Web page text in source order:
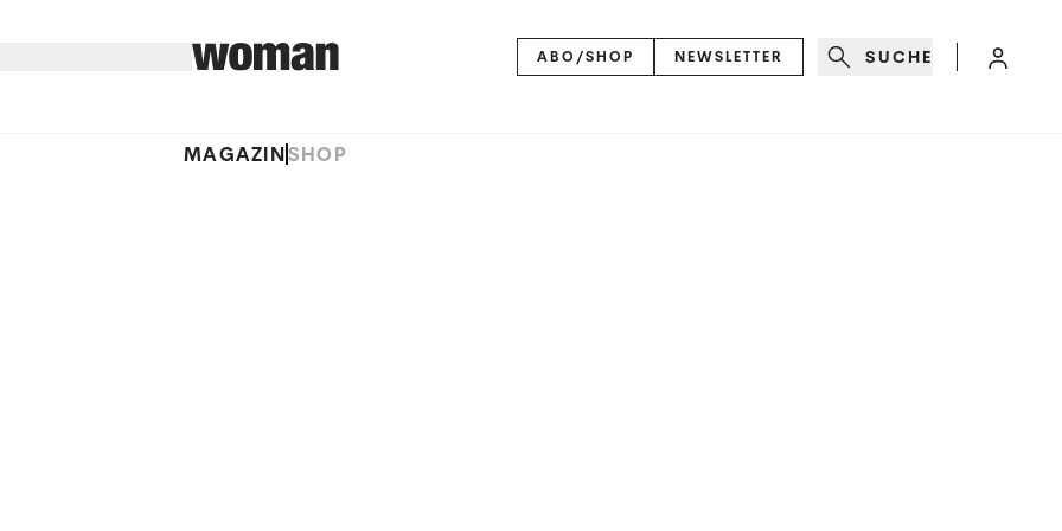
ABO/SHOP NEWSLETTER SUCHE
MAGAZINSHOP